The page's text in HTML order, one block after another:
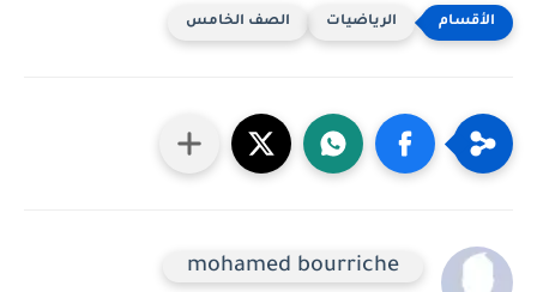
الرياضيات الصف الخامس
mohamed bourriche